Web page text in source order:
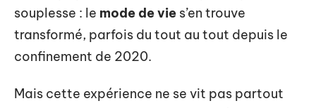
souplesse : le mode de vie s’en trouve
transformé, parfois du tout au tout depuis le
confinement de 2020.
Mais cette expérience ne se vit pas partout